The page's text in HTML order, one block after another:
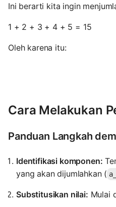
Ini berarti kita ingin
1 + 2 + 3 + 4 + 5 = 15
Oleh karena itu:
Cara Melakukan
Panduan Langkah
Identifikasi komponen:
yang akan dijumlahkan (
Substitusikan nilai: Mulai